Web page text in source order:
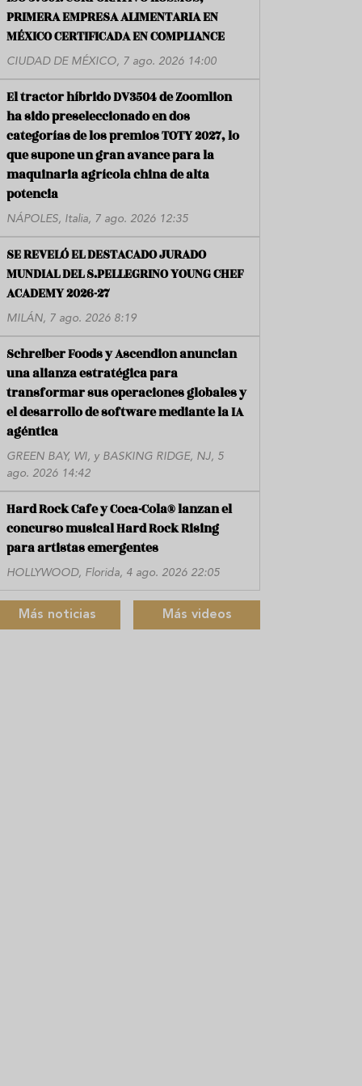
PRIMERA EMPRESA ALIMENTARIA EN
MÉXICO CERTIFICADA EN COMPLIANCE
CIUDAD DE MÉXICO, 7 ago. 2026 14:00
El tractor híbrido DV3504 de Zoomlion
ha sido preseleccionado en dos
categorías de los premios TOTY 2027, lo
que supone un gran avance para la
maquinaria agrícola china de alta
potencia
NÁPOLES, Italia, 7 ago. 2026 12:35
SE REVELÓ EL DESTACADO JURADO
MUNDIAL DEL S.PELLEGRINO YOUNG CHEF
ACADEMY 2026-27
MILÁN, 7 ago. 2026 8:19
Schreiber Foods y Ascendion anuncian
una alianza estratégica para
transformar sus operaciones globales y
el desarrollo de software mediante la IA
agéntica
GREEN BAY, WI, y BASKING RIDGE, NJ, 5
ago. 2026 14:42
Hard Rock Cafe y Coca-Cola® lanzan el
concurso musical Hard Rock Rising
para artistas emergentes
HOLLYWOOD, Florida, 4 ago. 2026 22:05
Más noticias Más videos